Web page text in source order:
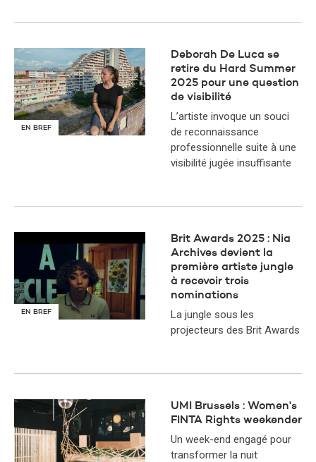
EN BREF
Deborah De Luca se
retire du Hard Summer
2025 pour une question
de visibilité
L’artiste invoque un souci
de reconnaissance
professionnelle suite à une
visibilité jugée insuffisante
EN BREF
Brit Awards 2025 : Nia
Archives devient la
première artiste jungle
à recevoir trois
nominations
La jungle sous les
projecteurs des Brit Awards
UMI Brussels : Women's
FINTA Rights weekender
Un week-end engagé pour
transformer la nuit